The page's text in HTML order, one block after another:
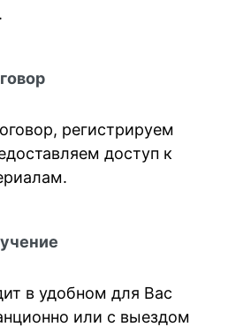
регистрируем
доступ к
в удобном для Вас
или с выездом